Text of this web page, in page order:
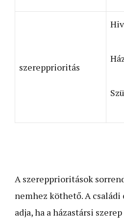
szerepprioritás
A szerepprioritások
nemhez köthető. A
adja, ha a házastársi